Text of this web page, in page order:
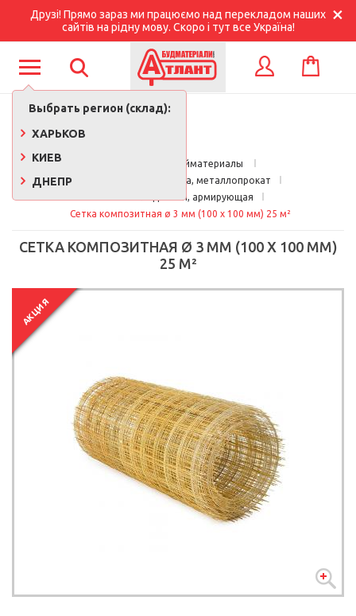
Друзі! Прямо зараз ми працюємо над перекладом наших
сайтів на рідну мову. Скоро і тут все Україна!
Выбрать регион (склад):
ХАРЬКОВ
КИЕВ
ДНЕПР
КОРЗИНА
Стройматериалы
Металлическая сетка, металлопрокат
Сетка кладочная, армирующая
Сетка композитная ø 3 мм (100 х 100 мм) 25 м²
СЕТКА КОМПОЗИТНАЯ Ø 3 ММ (100 Х 100 ММ)
25 М²
АКЦИЯ